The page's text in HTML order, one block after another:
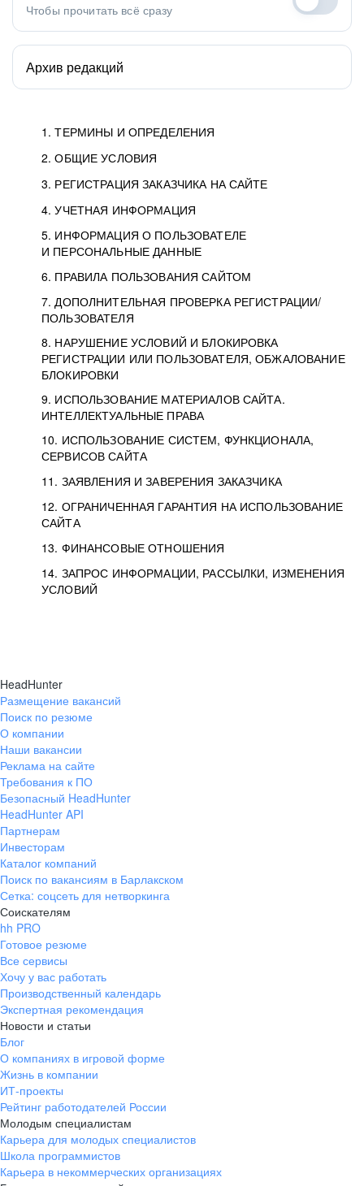
1. ТЕРМИНЫ И ОПРЕДЕЛЕНИЯ
2. ОБЩИЕ УСЛОВИЯ
3. РЕГИСТРАЦИЯ ЗАКАЗЧИКА НА САЙТЕ
4. УЧЕТНАЯ ИНФОРМАЦИЯ
5. ИНФОРМАЦИЯ О ПОЛЬЗОВАТЕЛЕ
И ПЕРСОНАЛЬНЫЕ ДАННЫЕ
6. ПРАВИЛА ПОЛЬЗОВАНИЯ САЙТОМ
7. ДОПОЛНИТЕЛЬНАЯ ПРОВЕРКА РЕГИСТРАЦИИ/
ПОЛЬЗОВАТЕЛЯ
8. НАРУШЕНИЕ УСЛОВИЙ И БЛОКИРОВКА
РЕГИСТРАЦИИ ИЛИ ПОЛЬЗОВАТЕЛЯ, ОБЖАЛОВАНИЕ
БЛОКИРОВКИ
9. ИСПОЛЬЗОВАНИЕ МАТЕРИАЛОВ САЙТА.
ИНТЕЛЛЕКТУАЛЬНЫЕ ПРАВА
10. ИСПОЛЬЗОВАНИЕ СИСТЕМ, ФУНКЦИОНАЛА,
СЕРВИСОВ САЙТА
11. ЗАЯВЛЕНИЯ И ЗАВЕРЕНИЯ ЗАКАЗЧИКА
12. ОГРАНИЧЕННАЯ ГАРАНТИЯ НА ИСПОЛЬЗОВАНИЕ
САЙТА
13. ФИНАНСОВЫЕ ОТНОШЕНИЯ
14. ЗАПРОС ИНФОРМАЦИИ, РАССЫЛКИ, ИЗМЕНЕНИЯ
УСЛОВИЙ
Чтобы прочитать всё сразу
Архив редакций
HeadHunter
Размещение вакансий
Поиск по резюме
О компании
Наши вакансии
Реклама на сайте
Требования к ПО
Безопасный HeadHunter
HeadHunter API
Партнерам
Инвесторам
Каталог компаний
Поиск по вакансиям в Барлакском
Сетка: соцсеть для нетворкинга
Соискателям
hh PRO
Готовое резюме
Все сервисы
Хочу у вас работать
Производственный календарь
Экспертная рекомендация
Новости и статьи
Блог
О компаниях в игровой форме
Жизнь в компании
ИТ-проекты
Рейтинг работодателей России
Молодым специалистам
Карьера для молодых специалистов
Школа программистов
Карьера в некоммерческих организациях